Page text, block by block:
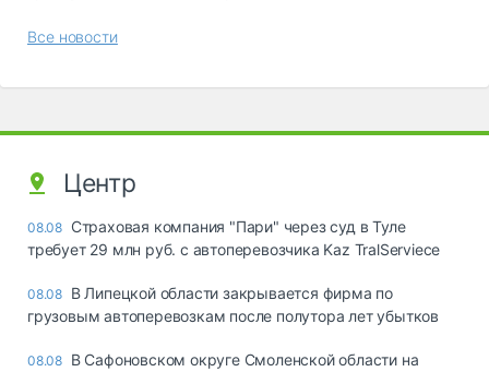
Все новости
Центр
08.08 Страховая компания "Пари" через суд в Туле
требует 29 млн руб. с автоперевозчика Kaz TralServiece
08.08 В Липецкой области закрывается фирма по
грузовым автоперевозкам после полутора лет убытков
08.08 В Сафоновском округе Смоленской области на